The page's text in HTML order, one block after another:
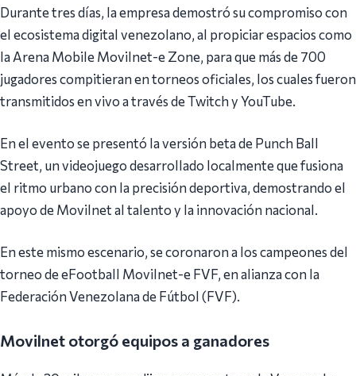
Durante tres días, la empresa demostró su compromiso con
el ecosistema digital venezolano, al propiciar espacios como
la Arena Mobile Movilnet-e Zone, para que más de 700
jugadores compitieran en torneos oficiales, los cuales fueron
transmitidos en vivo a través de Twitch y YouTube.
En el evento se presentó la versión beta de Punch Ball
Street, un videojuego desarrollado localmente que fusiona
el ritmo urbano con la precisión deportiva, demostrando el
apoyo de Movilnet al talento y la innovación nacional.
En este mismo escenario, se coronaron a los campeones del
torneo de eFootball Movilnet-e FVF, en alianza con la
Federación Venezolana de Fútbol (FVF).
Movilnet otorgó equipos a ganadores